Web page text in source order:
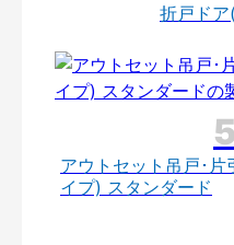
折戸ド
アウトセット吊戸･片
イプ) スタンダード